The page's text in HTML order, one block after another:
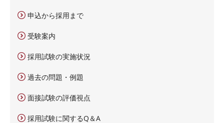
申込から採用まで
受験案内
採用試験の実施状況
過去の問題・例題
面接試験の評価視点
採用試験に関するQ＆A